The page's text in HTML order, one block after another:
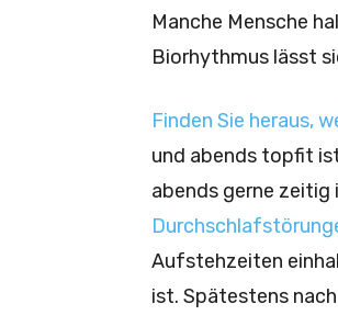
Manche Mensche
Biorhythmus lässt
Finden Sie heraus,
und abends topfit
abends gerne
Aufstehzeiten
ist. Spätestens